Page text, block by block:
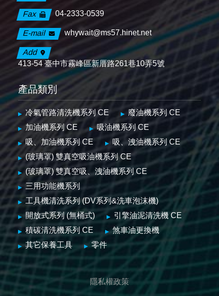
Fax 04-2333-0539
E-mail whywait@ms57.hinet.net
Add
413-54 臺中市霧峰區新厝路261巷10弄5號
產品類別
冷氣管路清洗機系列 CE
廢油機系列 CE
加油機系列 CE
吸油機系列 CE
吸、加油機系列 CE
吸、洩油機系列 CE
(玻璃罩) 雙真空吸油機系列 CE
(玻璃罩) 雙真空吸、洩油機系列 CE
三用功能機系列
工具機清洗系列 (DV系列&洗車泡沫機)
開放式系列 (無桶式)
引擎油泥清洗機 CE
積碳清洗機系列 CE
煞車油更換機
其它保養工具
零件
隱私權政策